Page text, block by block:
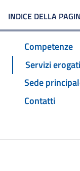
INDICE DELLA
Competenze
Servizi erogati
Sede
Contatti